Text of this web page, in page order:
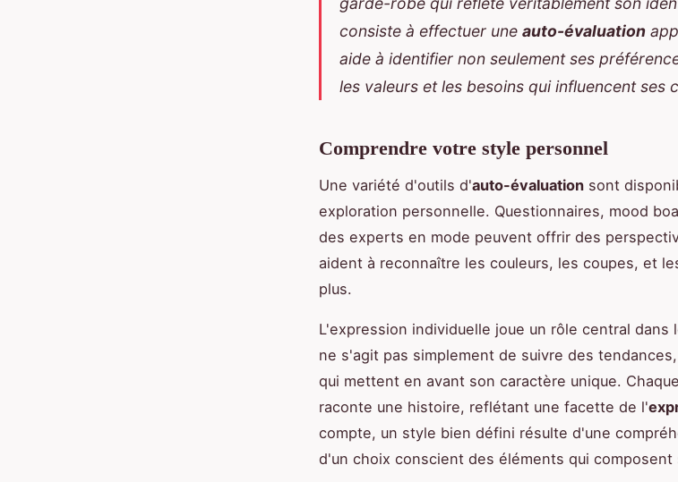
consiste à effectuer une auto-évaluation
aide à identifier non seulement ses
les valeurs et les besoins qui influencent ses
Comprendre votre style personnel
Une variété d'outils d'auto-évaluation sont
exploration personnelle. Questionnaires, mood
des experts en mode peuvent offrir des
aident à reconnaître les couleurs, les coupes, et
plus.
L'expression individuelle joue un rôle central dans
ne s'agit pas simplement de suivre des
qui mettent en avant son caractère unique.
raconte une histoire, reflétant une facette de l'
compte, un style bien défini résulte d'une
d'un choix conscient des éléments qui composent